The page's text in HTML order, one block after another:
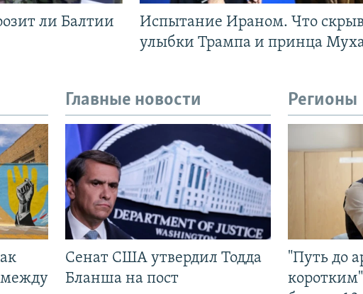
ли Балтии
Испытание Ираном. Что
улыбки Трампа и принца
между
Главные новости
Сенат США утвердил Тодда
Бланша на пост
Регионы
"Путь до